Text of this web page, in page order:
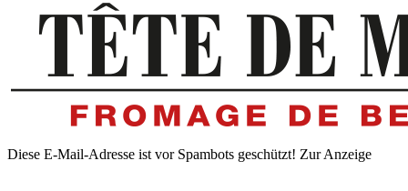
Diese E-Mail-Adresse ist vor Spambots geschützt! Zur Anzeige